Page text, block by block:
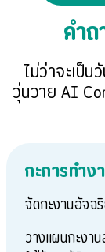
คำ
ไม่ว่าจะเป็
วุ่นวาย AI
กะการทำง
จัดกะงานอัจฉ
วางแผนกะงา